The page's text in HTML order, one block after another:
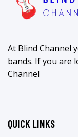
At Blind Channel
bands. If you are
Channel
QUICK LINKS